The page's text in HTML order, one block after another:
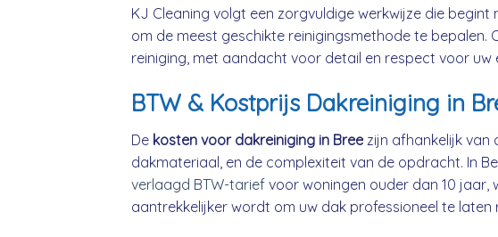
KJ Cleaning volgt een zorgvuldige werkwijze die begint
om de meest geschikte reinigingsmethode te
reiniging, met aandacht voor detail en respect voor uw
BTW & Kostprijs Dakreiniging in
De kosten voor dakreiniging in Breezijn afhankelijk van
dakmateriaal, en de complexiteit van de opdracht. In
verlaagd BTW-tarief voor woningen ouder dan 10 jaar,
aantrekkelijker wordt om uw dak professioneel te laten